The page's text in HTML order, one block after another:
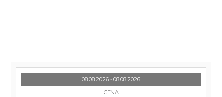
08.08.2026 - 08.08.2026
CENA